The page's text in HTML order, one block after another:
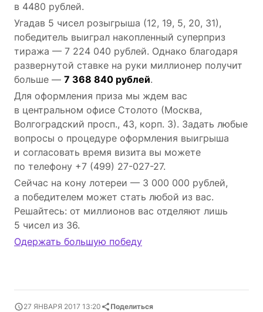
в 4480 рублей.
Угадав 5 чисел розыгрыша (12, 19, 5, 20, 31),
победитель выиграл накопленный суперприз
тиража — 7 224 040 рублей. Однако благодаря
развернутой ставке на руки миллионер получит
больше — 7 368 840 рублей.
Для оформления приза мы ждем вас
в центральном офисе Столото (Москва,
Волгоградский просп., 43, корп. 3). Задать любые
вопросы о процедуре оформления выигрыша
и согласовать время визита вы можете
по телефону +7 (499) 27-027-27.
Сейчас на кону лотереи — 3 000 000 рублей,
а победителем может стать любой из вас.
Решайтесь: от миллионов вас отделяют лишь
5 чисел из 36.
Одержать большую победу
27 ЯНВАРЯ 2017 13:20 Поделиться